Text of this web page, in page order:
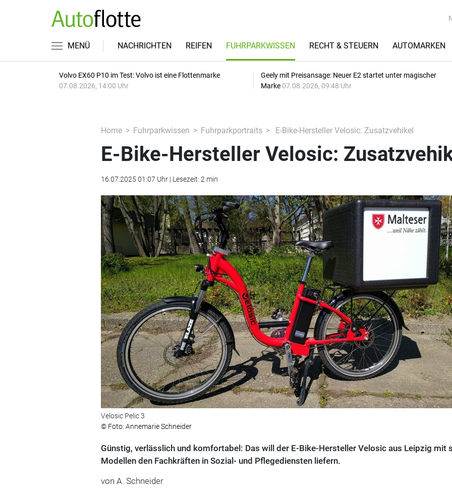
MENÜ NACHRICHTEN REIFEN FUHRPARKWISSEN RECHT & STEUERN AUTOMARKEN
Volvo EX60 P10 im Test: Volvo ist eine Flottenmarke
07.08.2026, 14:00 Uhr
Geely mit Preisansage: Neuer E2 startet unter magischer
Marke 07.08.2026, 09:48 Uhr
Home Fuhrparkwissen Fuhrparkportraits E-Bike-Hersteller Velosic: Zusatzvehikel
E-Bike-Hersteller Velosic:
16.07.2025 01:07 Uhr | Lesezeit: 2 min
Velosic Pelic 3
© Foto: Annemarie Schneider
Günstig, verlässlich und komfortabel: Das will der E-Bike-Hersteller Velosic aus Leipzig mit
Modellen den Fachkräften in Sozial- und Pflegediensten liefern.
von A. Schneider